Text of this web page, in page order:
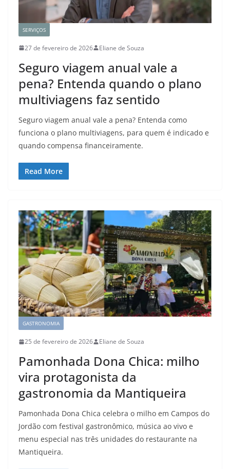
SERVIÇOS
27 de fevereiro de 2026 Eliane de Souza
Seguro viagem anual vale a
pena? Entenda quando o plano
multiviagens faz sentido
Seguro viagem anual vale a pena? Entenda como
funciona o plano multiviagens, para quem é indicado e
quando compensa financeiramente.
Read More
GASTRONOMIA
25 de fevereiro de 2026 Eliane de Souza
Pamonhada Dona Chica: milho
vira protagonista da
gastronomia da Mantiqueira
Pamonhada Dona Chica celebra o milho em Campos do
Jordão com festival gastronômico, música ao vivo e
menu especial nas três unidades do restaurante na
Mantiqueira.